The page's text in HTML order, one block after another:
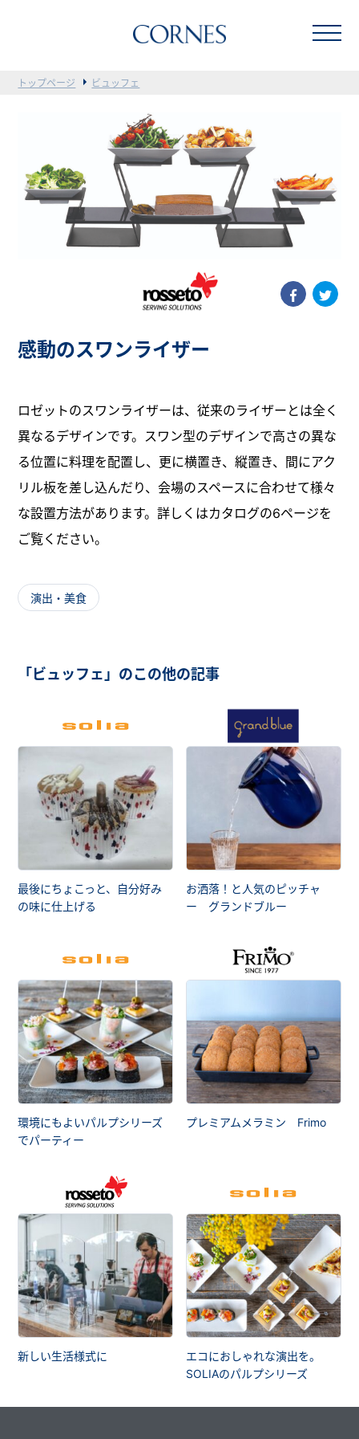
トップページ ビュッフェ
感動のスワンライザー
ロゼットのスワンライザーは、従来のライザーとは全く
異なるデザインです。スワン型のデザインで高さの異な
る位置に料理を配置し、更に横置き、縦置き、間にアク
リル板を差し込んだり、会場のスペースに合わせて様々
な設置方法があります。詳しくはカタログの6ページを
ご覧ください。
演出・美食
「ビュッフェ」のこの他の記事
最後にちょこっと、自分好み
の味に仕上げる
お洒落！と人気のピッチャ
ー グランドブルー
環境にもよいパルプシリーズ
でパーティー
プレミアムメラミン Frimo
新しい生活様式に
エコにおしゃれな演出を。
SOLIAのパルプシリーズ